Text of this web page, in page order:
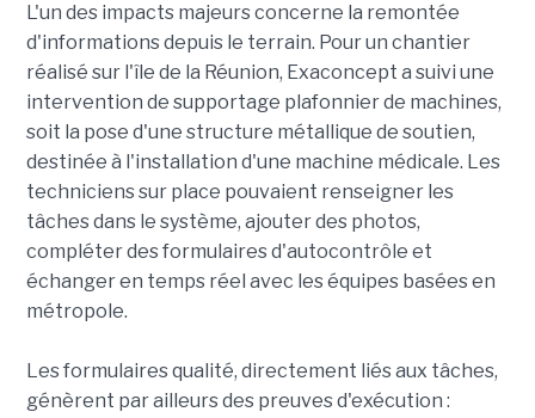
L'un des impacts majeurs concerne la remontée
d'informations depuis le terrain. Pour un chantier
réalisé sur l'île de la Réunion, Exaconcept a suivi une
intervention de supportage plafonnier de machines,
soit la pose d'une structure métallique de soutien,
destinée à l'installation d'une machine médicale. Les
techniciens sur place pouvaient renseigner les
tâches dans le système, ajouter des photos,
compléter des formulaires d'autocontrôle et
échanger en temps réel avec les équipes basées en
métropole.
Les formulaires qualité, directement liés aux tâches,
génèrent par ailleurs des preuves d'exécution :